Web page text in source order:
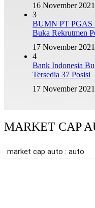
16 November 2021
3
BUMN PT PGAS
Buka Rekrutmen
17 November 2021
4
Bank Indonesia
Tersedia 37 Posisi
17 November 2021
MARKET CAP